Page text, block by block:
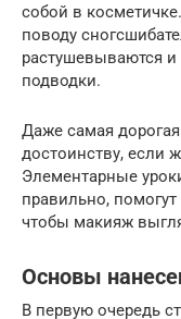
собой в
поводу
растушевываются и
подводки.
Даже самая
достоинству, если
Элементарные
правильно,
чтобы макияж
Основы
В первую очередь